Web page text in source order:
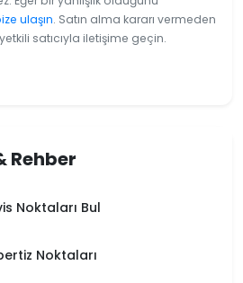
ulaşın. Satın alma kararı vermeden
satıcıyla iletişime geçin.
Rehber
Noktaları Bul
Noktaları